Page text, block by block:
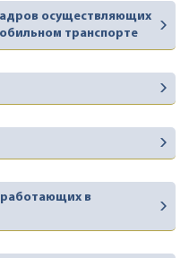
осуществляющих
транспорте
работающих в